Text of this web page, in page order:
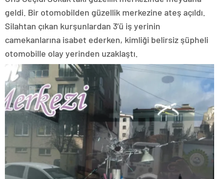
geldi. Bir otomobilden güzellik merkezine ateş açıldı.
Silahtan çıkan kurşunlardan 3’ü iş yerinin
camekanlarına isabet ederken, kimliği belirsiz şüpheli
otomobille olay yerinden uzaklaştı.